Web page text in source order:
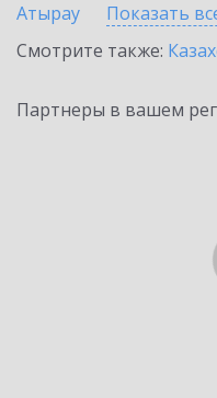
Атырау
Показать
Смотрите также:
Партнеры в вашем